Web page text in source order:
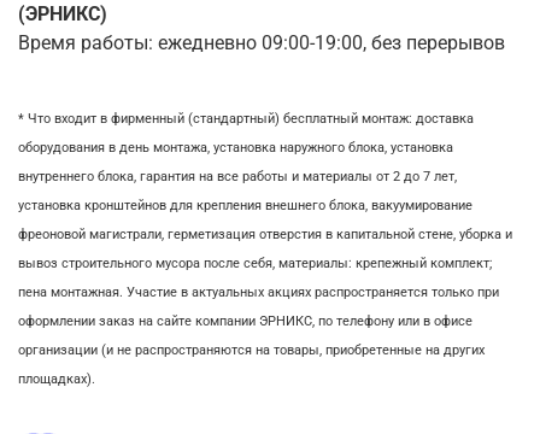
(ЭРНИКС)
Время работы: ежедневно 09:00-19:00, без перерывов
* Что входит в фирменный (стандартный) бесплатный монтаж: доставка
оборудования в день монтажа, установка наружного блока, установка
внутреннего блока, гарантия на все работы и материалы от 2 до 7 лет,
установка кронштейнов для крепления внешнего блока, вакуумирование
фреоновой магистрали, герметизация отверстия в капитальной стене, уборка и
вывоз строительного мусора после себя, материалы: крепежный комплект;
пена монтажная. Участие в актуальных акциях распространяется только при
оформлении заказ на сайте компании ЭРНИКС, по телефону или в офисе
организации (и не распространяются на товары, приобретенные на других
площадках).